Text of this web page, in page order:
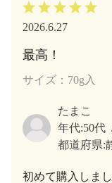
20年前の味と変
物価高で自炊が
2026.6.27
最高！
サイズ：70g入
たまこ
年代:50代
都道府県:
初めて購入しま